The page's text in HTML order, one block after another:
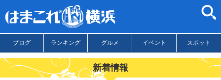
ブログ ランキング グルメ イベント スポット
新着情報